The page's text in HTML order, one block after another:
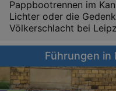
Pappbootrennen im
Lichter oder die
Völkerschlacht bei
Führungen in
XSRF-TOKEN